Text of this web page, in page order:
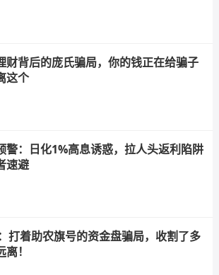
财背后的庞氏骗局，你的钱正在给骗子
这个
警：日化1%高息诱惑，拉人头返利陷阱
速避
打着助农旗号的资金盘骗局，收割了多
！